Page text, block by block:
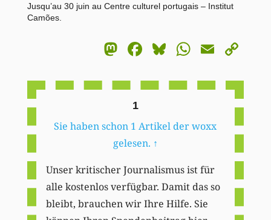
Jusqu’au 30 juin au Centre culturel portugais – Institut
Camões.
Mastodon
Facebook
BlueskyEmail
1
Sie haben schon 1 Artikel der woxx
gelesen. ↑
Unser kritischer Journalismus ist für
alle kostenlos verfügbar. Damit das so
bleibt, brauchen wir Ihre Hilfe. Sie